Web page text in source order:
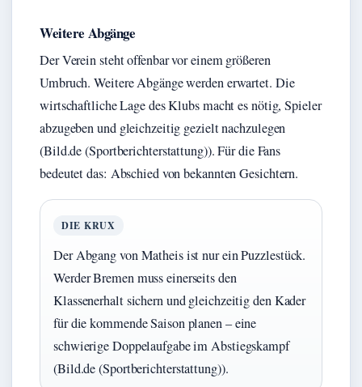
Weitere Abgänge
Der Verein steht offenbar vor einem größeren
Umbruch. Weitere Abgänge werden erwartet. Die
wirtschaftliche Lage des Klubs macht es nötig, Spieler
abzugeben und gleichzeitig gezielt nachzulegen
(Bild.de (Sportberichterstattung)). Für die Fans
bedeutet das: Abschied von bekannten Gesichtern.
DIE KRUX
Der Abgang von Matheis ist nur ein Puzzlestück.
Werder Bremen muss einerseits den
Klassenerhalt sichern und gleichzeitig den Kader
für die kommende Saison planen – eine
schwierige Doppelaufgabe im Abstiegskampf
(Bild.de (Sportberichterstattung)).